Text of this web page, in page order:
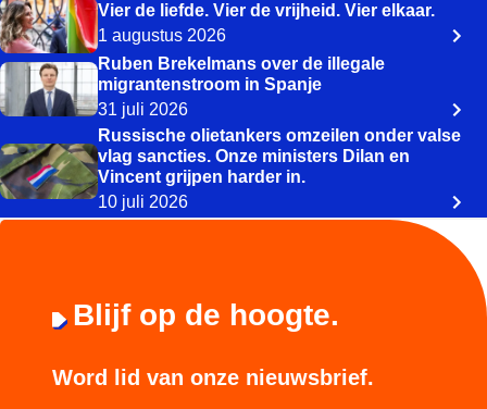
Vier de liefde. Vier de vrijheid. Vier elkaar.
1 augustus 2026
Ruben Brekelmans over de illegale
migrantenstroom in Spanje
31 juli 2026
Russische olietankers omzeilen onder valse
vlag sancties. Onze ministers Dilan en
Vincent grijpen harder in.
10 juli 2026
Blijf op de hoogte.
Word lid van onze nieuwsbrief.